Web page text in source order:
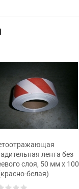
лента без
слоя, 50 мм х 100
белая)